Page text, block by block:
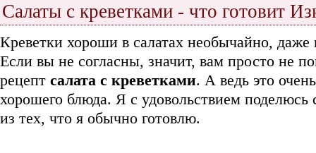
Салаты с креветками - что готовит
Креветки хороши в салатах необычайно, даже
Если вы не согласны, значит, вам просто не
рецепт салата с креветками. А ведь это
хорошего блюда. Я с удовольствием
из тех, что я обычно готовлю.